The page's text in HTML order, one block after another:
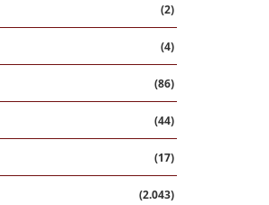
(2)
(4)
(86)
(44)
(17)
(2.043)